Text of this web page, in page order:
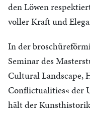
den Löwen
voller Kraft und
In der
Seminar des
Cultural Landscape,
Conflictualities« der
hält der